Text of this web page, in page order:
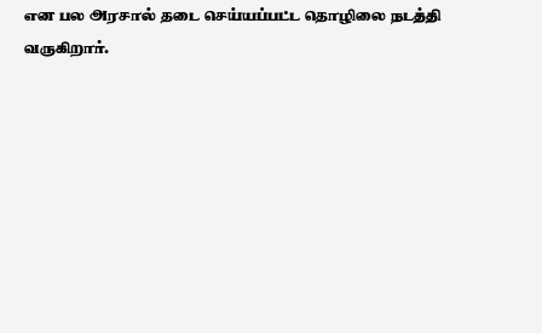
என பல அரசால் தடை செய்யப்பட்ட தொழிலை நடத்தி
வருகிறார்.